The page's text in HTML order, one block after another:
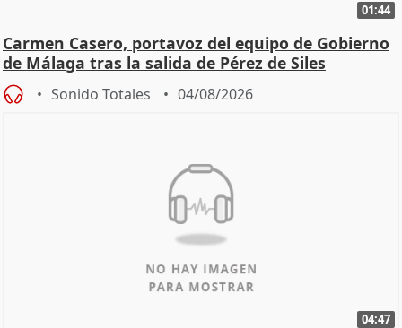
01:44
Carmen Casero, portavoz del equipo de Gobierno
de Málaga tras la salida de Pérez de Siles
Sonido Totales 04/08/2026
04:47